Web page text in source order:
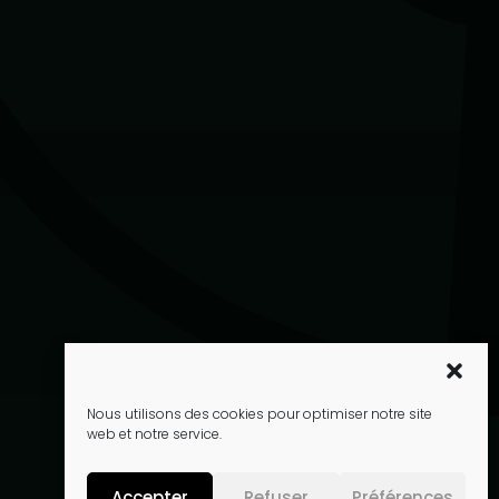
Nous utilisons des cookies pour optimiser notre site
web et notre service.